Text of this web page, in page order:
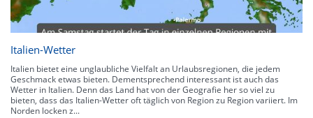
Italien-Wetter
Italien bietet eine unglaubliche Vielfalt an Urlaubsregionen, die jedem
Geschmack etwas bieten. Dementsprechend interessant ist auch das
Wetter in Italien. Denn das Land hat von der Geografie her so viel zu
bieten, dass das Italien-Wetter oft täglich von Region zu Region variiert. Im
Norden locken z...